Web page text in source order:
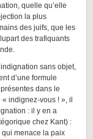
quelle qu’elle
la plus
des juifs, que les
des trafiquants
sans objet,
d’une formule
dans le
indignez-vous ! », il
: il y en a
chez Kant) :
menace la paix